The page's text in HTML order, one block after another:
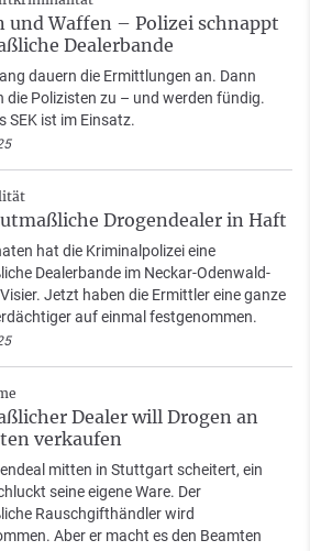
und Waffen – Polizei schnappt
Dealerbande
dauern die Ermittlungen an. Dann
die Polizisten zu – und werden fündig.
SEK ist im Einsatz.
Drogendealer in Haft
hat die Kriminalpolizei eine
Dealerbande im Neckar-Odenwald-
Jetzt haben die Ermittler eine ganze
auf einmal festgenommen.
Dealer will Drogen an
verkaufen
mitten in Stuttgart scheitert, ein
seine eigene Ware. Der
Rauschgifthändler wird
Aber er macht es den Beamten